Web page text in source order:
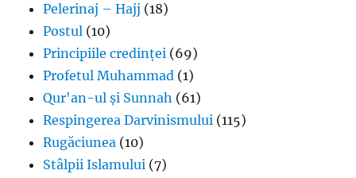
Pelerinaj – Hajj (18)
Postul (10)
Principiile credinței (69)
Profetul Muhammad (1)
Qur'an-ul și Sunnah (61)
Respingerea Darvinismului (115)
Rugăciunea (10)
Stâlpii Islamului (7)